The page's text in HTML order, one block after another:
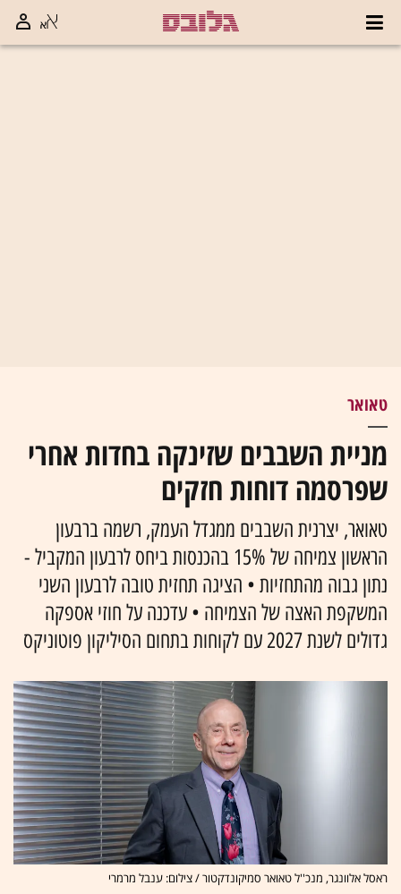
טאואר
מניית השבבים שזינקה בחדות אחרי
שפרסמה דוחות חזקים
טאואר, יצרנית השבבים ממגדל העמק, רשמה ברבעון
הראשון צמיחה של 15% בהכנסות ביחס לרבעון המקביל -
נתון גבוה מהתחזיות • הציגה תחזית טובה לרבעון השני
המשקפת האצה של הצמיחה • עדכנה על חוזי אספקה
גדולים לשנת 2027 עם לקוחות בתחום הסיליקון פוטוניקס
ראסל אלוונגר, מנכ''ל טאואר סמיקונדקטור / צילום: ענבל מרמרי